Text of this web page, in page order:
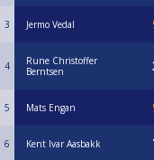
3 Jermo Vedal
4
Rune Christoffer
Berntsen
5 Mats Engan
6 Kent Ivar Aasbakk